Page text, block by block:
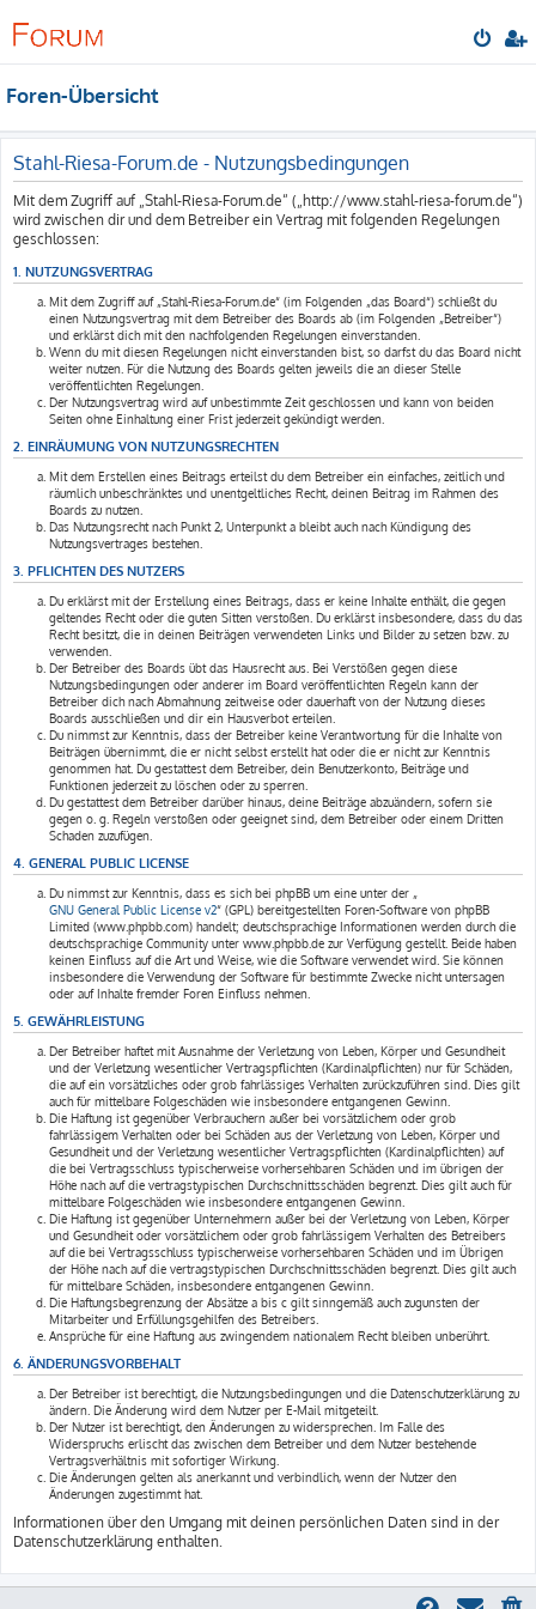
Foren-Übersicht
Stahl-Riesa-Forum.de - Nutzungsbedingungen
Mit dem Zugriff auf „Stahl-Riesa-Forum.de“ („http://www.stahl-riesa-forum.de“)
wird zwischen dir und dem Betreiber ein Vertrag mit folgenden Regelungen
geschlossen:
1. NUTZUNGSVERTRAG
Mit dem Zugriff auf „Stahl-Riesa-Forum.de“ (im Folgenden „das Board“) schließt du
einen Nutzungsvertrag mit dem Betreiber des Boards ab (im Folgenden „Betreiber“)
und erklärst dich mit den nachfolgenden Regelungen einverstanden.
Wenn du mit diesen Regelungen nicht einverstanden bist, so darfst du das Board nicht
weiter nutzen. Für die Nutzung des Boards gelten jeweils die an dieser Stelle
veröffentlichten Regelungen.
Der Nutzungsvertrag wird auf unbestimmte Zeit geschlossen und kann von beiden
Seiten ohne Einhaltung einer Frist jederzeit gekündigt werden.
2. EINRÄUMUNG VON NUTZUNGSRECHTEN
Mit dem Erstellen eines Beitrags erteilst du dem Betreiber ein einfaches, zeitlich und
räumlich unbeschränktes und unentgeltliches Recht, deinen Beitrag im Rahmen des
Boards zu nutzen.
Das Nutzungsrecht nach Punkt 2, Unterpunkt a bleibt auch nach Kündigung des
Nutzungsvertrages bestehen.
3. PFLICHTEN DES NUTZERS
Du erklärst mit der Erstellung eines Beitrags, dass er keine Inhalte enthält, die gegen
geltendes Recht oder die guten Sitten verstoßen. Du erklärst insbesondere, dass du das
Recht besitzt, die in deinen Beiträgen verwendeten Links und Bilder zu setzen bzw. zu
verwenden.
Der Betreiber des Boards übt das Hausrecht aus. Bei Verstößen gegen diese
Nutzungsbedingungen oder anderer im Board veröffentlichten Regeln kann der
Betreiber dich nach Abmahnung zeitweise oder dauerhaft von der Nutzung dieses
Boards ausschließen und dir ein Hausverbot erteilen.
Du nimmst zur Kenntnis, dass der Betreiber keine Verantwortung für die Inhalte von
Beiträgen übernimmt, die er nicht selbst erstellt hat oder die er nicht zur Kenntnis
genommen hat. Du gestattest dem Betreiber, dein Benutzerkonto, Beiträge und
Funktionen jederzeit zu löschen oder zu sperren.
Du gestattest dem Betreiber darüber hinaus, deine Beiträge abzuändern, sofern sie
gegen o. g. Regeln verstoßen oder geeignet sind, dem Betreiber oder einem Dritten
Schaden zuzufügen.
4. GENERAL PUBLIC LICENSE
Du nimmst zur Kenntnis, dass es sich bei phpBB um eine unter der „
GNU General Public License v2“ (GPL) bereitgestellten Foren-Software von phpBB
Limited (www.phpbb.com) handelt; deutschsprachige Informationen werden durch die
deutschsprachige Community unter www.phpbb.de zur Verfügung gestellt. Beide haben
keinen Einfluss auf die Art und Weise, wie die Software verwendet wird. Sie können
insbesondere die Verwendung der Software für bestimmte Zwecke nicht untersagen
oder auf Inhalte fremder Foren Einfluss nehmen.
5. GEWÄHRLEISTUNG
Der Betreiber haftet mit Ausnahme der Verletzung von Leben, Körper und Gesundheit
und der Verletzung wesentlicher Vertragspflichten (Kardinalpflichten) nur für Schäden,
die auf ein vorsätzliches oder grob fahrlässiges Verhalten zurückzuführen sind. Dies gilt
auch für mittelbare Folgeschäden wie insbesondere entgangenen Gewinn.
Die Haftung ist gegenüber Verbrauchern außer bei vorsätzlichem oder grob
fahrlässigem Verhalten oder bei Schäden aus der Verletzung von Leben, Körper und
Gesundheit und der Verletzung wesentlicher Vertragspflichten (Kardinalpflichten) auf
die bei Vertragsschluss typischerweise vorhersehbaren Schäden und im übrigen der
Höhe nach auf die vertragstypischen Durchschnittsschäden begrenzt. Dies gilt auch für
mittelbare Folgeschäden wie insbesondere entgangenen Gewinn.
Die Haftung ist gegenüber Unternehmern außer bei der Verletzung von Leben, Körper
und Gesundheit oder vorsätzlichem oder grob fahrlässigem Verhalten des Betreibers
auf die bei Vertragsschluss typischerweise vorhersehbaren Schäden und im Übrigen
der Höhe nach auf die vertragstypischen Durchschnittsschäden begrenzt. Dies gilt auch
für mittelbare Schäden, insbesondere entgangenen Gewinn.
Die Haftungsbegrenzung der Absätze a bis c gilt sinngemäß auch zugunsten der
Mitarbeiter und Erfüllungsgehilfen des Betreibers.
Ansprüche für eine Haftung aus zwingendem nationalem Recht bleiben unberührt.
6. ÄNDERUNGSVORBEHALT
Der Betreiber ist berechtigt, die Nutzungsbedingungen und die Datenschutzerklärung zu
ändern. Die Änderung wird dem Nutzer per E-Mail mitgeteilt.
Der Nutzer ist berechtigt, den Änderungen zu widersprechen. Im Falle des
Widerspruchs erlischt das zwischen dem Betreiber und dem Nutzer bestehende
Vertragsverhältnis mit sofortiger Wirkung.
Die Änderungen gelten als anerkannt und verbindlich, wenn der Nutzer den
Änderungen zugestimmt hat.
Informationen über den Umgang mit deinen persönlichen Daten sind in der
Datenschutzerklärung enthalten.